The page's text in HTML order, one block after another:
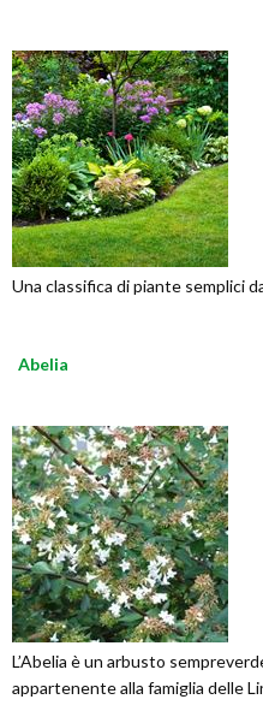
Una classifica di piante semplici
Abelia
L’Abelia è un arbusto
appartenente alla famiglia delle